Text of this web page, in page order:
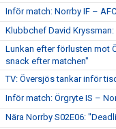
Inför match: Norrby IF –
Klubbchef David
Lunkan efter förlusten mot
snack efter matchen"
TV: Översjös tankar inför
Inför match: Örgryte IS –
Nära Norrby S02E06: